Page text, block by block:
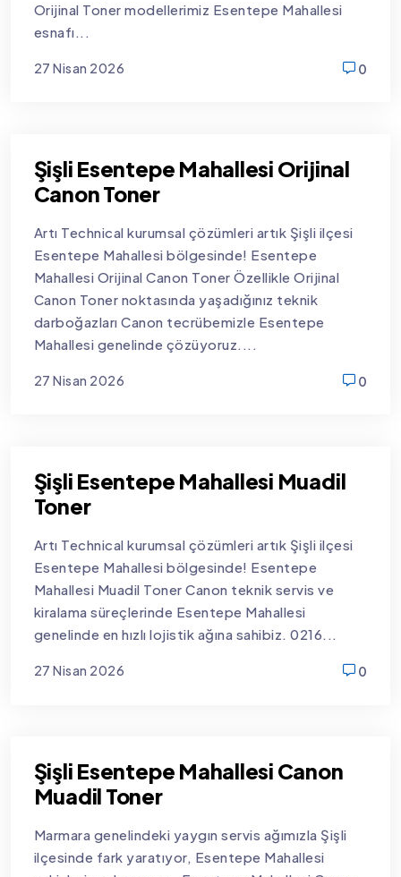
Orijinal Toner modellerimiz Esentepe Mahallesi
esnafı...
27 Nisan 2026
0
Şişli Esentepe Mahallesi Orijinal
Canon Toner
Artı Technical kurumsal çözümleri artık Şişli ilçesi
Esentepe Mahallesi bölgesinde! Esentepe
Mahallesi Orijinal Canon Toner Özellikle Orijinal
Canon Toner noktasında yaşadığınız teknik
darboğazları Canon tecrübemizle Esentepe
Mahallesi genelinde çözüyoruz....
27 Nisan 2026
0
Şişli Esentepe Mahallesi Muadil
Toner
Artı Technical kurumsal çözümleri artık Şişli ilçesi
Esentepe Mahallesi bölgesinde! Esentepe
Mahallesi Muadil Toner Canon teknik servis ve
kiralama süreçlerinde Esentepe Mahallesi
genelinde en hızlı lojistik ağına sahibiz. 0216...
27 Nisan 2026
0
Şişli Esentepe Mahallesi Canon
Muadil Toner
Marmara genelindeki yaygın servis ağımızla Şişli
ilçesinde fark yaratıyor, Esentepe Mahallesi